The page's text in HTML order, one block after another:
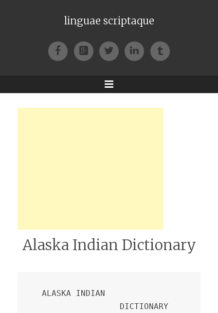
linguae scriptaque
FacebookGoogle+TwitterLinkedIn
Tumblr
Menu
Alaska Indian Dictionary
  ALASKA INDIAN
                  DICTIONARY